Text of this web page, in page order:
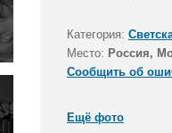
Категория:
Место: Россия,
Сообщить об
Ещё фото